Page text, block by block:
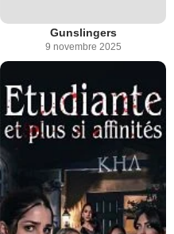
Gunslingers
9 novembre 2025